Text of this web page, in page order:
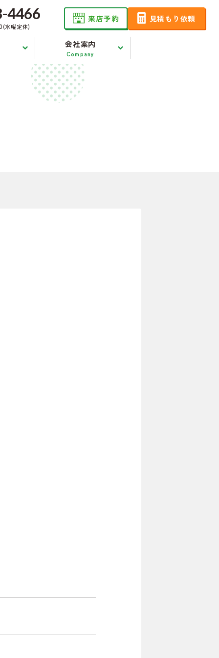
4466
水曜定休)
来店予約 見積もり依頼
会社案内
Company